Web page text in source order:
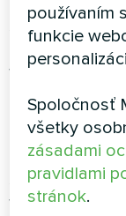
systémov,
vykurovanie
bazéne
.
zároveň
Pokročilé
sofistikované
viaceré
používaním
funkcie
Spoločnosť
všetky
zásadami
pravidlami
stránok.